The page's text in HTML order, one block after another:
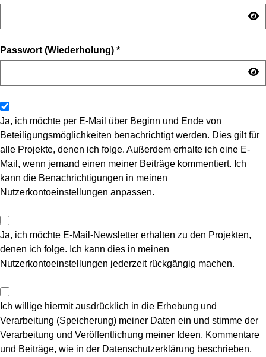
Passwort (Wiederholung) *
Ja, ich möchte per E-Mail über Beginn und Ende von
Beteiligungsmöglichkeiten benachrichtigt werden. Dies gilt für
alle Projekte, denen ich folge. Außerdem erhalte ich eine E-
Mail, wenn jemand einen meiner Beiträge kommentiert. Ich
kann die Benachrichtigungen in meinen
Nutzerkontoeinstellungen anpassen.
Ja, ich möchte E-Mail-Newsletter erhalten zu den Projekten,
denen ich folge. Ich kann dies in meinen
Nutzerkontoeinstellungen jederzeit rückgängig machen.
Ich willige hiermit ausdrücklich in die Erhebung und
Verarbeitung (Speicherung) meiner Daten ein und stimme der
Verarbeitung und Veröffentlichung meiner Ideen, Kommentare
und Beiträge, wie in der Datenschutzerklärung beschrieben,